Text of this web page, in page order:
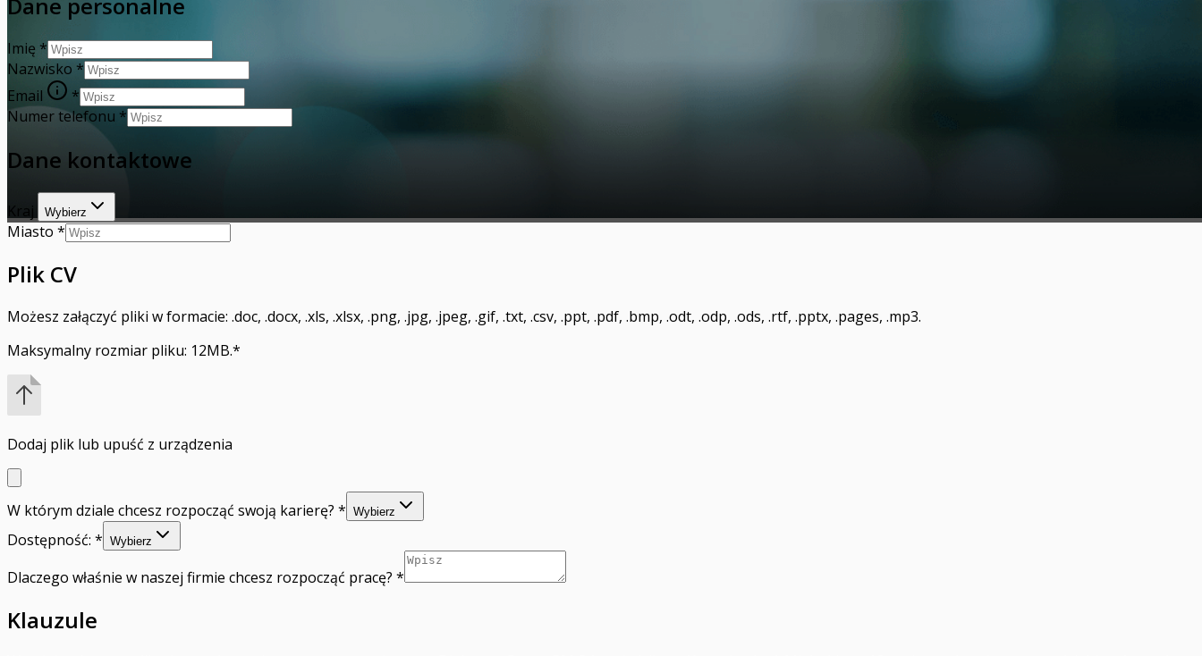
Imię *
Nazwisko *
Email
*
Numer telefonu *
Dane kontaktowe
Kraj Wybierz
Miasto *
Plik CV
Możesz załączyć pliki w formacie: .doc, .docx, .xls, .xlsx, .png, .jpg, .jpeg, .gif, .txt, .csv, .ppt, .pdf, .bmp, .odt, .odp, .ods, .rtf, .pptx, .pages, .mp3.
Maksymalny rozmiar pliku: 12MB.*
Dodaj plik lub upuść z urządzenia
W którym dziale chcesz rozpocząć swoją karierę? * Wybierz
Dostępność: * Wybierz
Dlaczego właśnie w naszej firmie chcesz rozpocząć pracę? *
Klauzule